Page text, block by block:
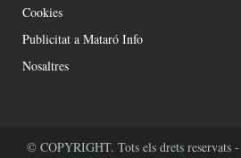
Cookies
Publicitat a Mataró Info
Nosaltres
© COPYRIGHT. Tots els drets reservats